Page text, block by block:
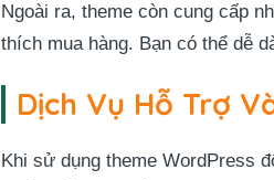
Ngoài ra, theme còn cung cấp
thích mua hàng. Bạn có thể dễ
Dịch Vụ Hỗ Trợ
Khi sử dụng theme WordPress